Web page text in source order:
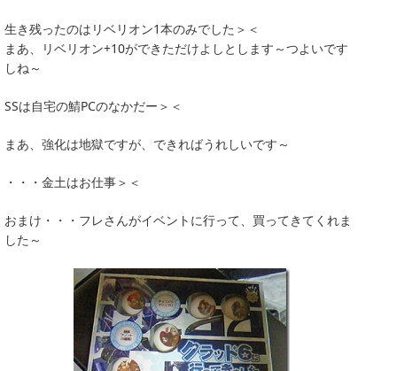
生き残ったのはリベリオン1本のみでした＞＜
まあ、リベリオン+10ができただけよしとします～つよいです
しね～
SSは自宅の鯖PCのなかだー＞＜
まあ、強化は地獄ですが、できればうれしいです～
・・・金土はお仕事＞＜
おまけ・・・フレさんがイベントに行って、買ってきてくれま
した～